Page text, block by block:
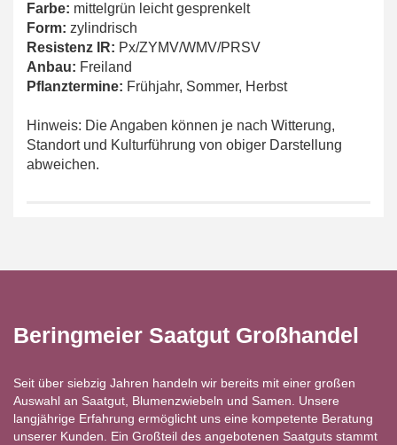
Farbe: mittelgrün leicht gesprenkelt
Form: zylindrisch
Resistenz IR: Px/ZYMV/WMV/PRSV
Anbau: Freiland
Pflanztermine: Frühjahr, Sommer, Herbst
Hinweis: Die Angaben können je nach Witterung,
Standort und Kulturführung von obiger Darstellung
abweichen.
Beringmeier Saatgut Großhandel
Seit über siebzig Jahren handeln wir bereits mit einer großen
Auswahl an Saatgut, Blumenzwiebeln und Samen. Unsere
langjährige Erfahrung ermöglicht uns eine kompetente Beratung
unserer Kunden. Ein Großteil des angebotenen Saatguts stammt